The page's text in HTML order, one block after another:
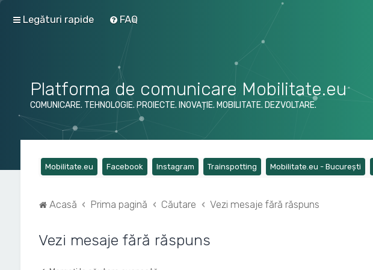
Legături rapide FAQ
Platforma de comunicare Mobilitate.eu
COMUNICARE. TEHNOLOGIE. PROIECTE. INOVAȚIE. MOBILITATE. DEZVOLTARE.
Mobilitate.eu(Opens a new tab)
Facebook(Opens a new tab)
Instagram(Opens a new tab)
Trainspotting(Opens a new tab)
Mobilitate.eu - București
Acasă Prima pagină Căutare Vezi mesaje fără răspuns
Vezi mesaje fără răspuns